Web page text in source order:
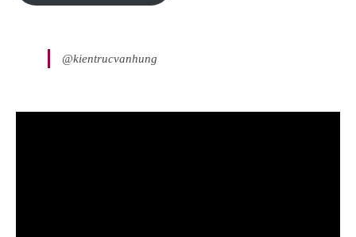
@kientrucvanhung